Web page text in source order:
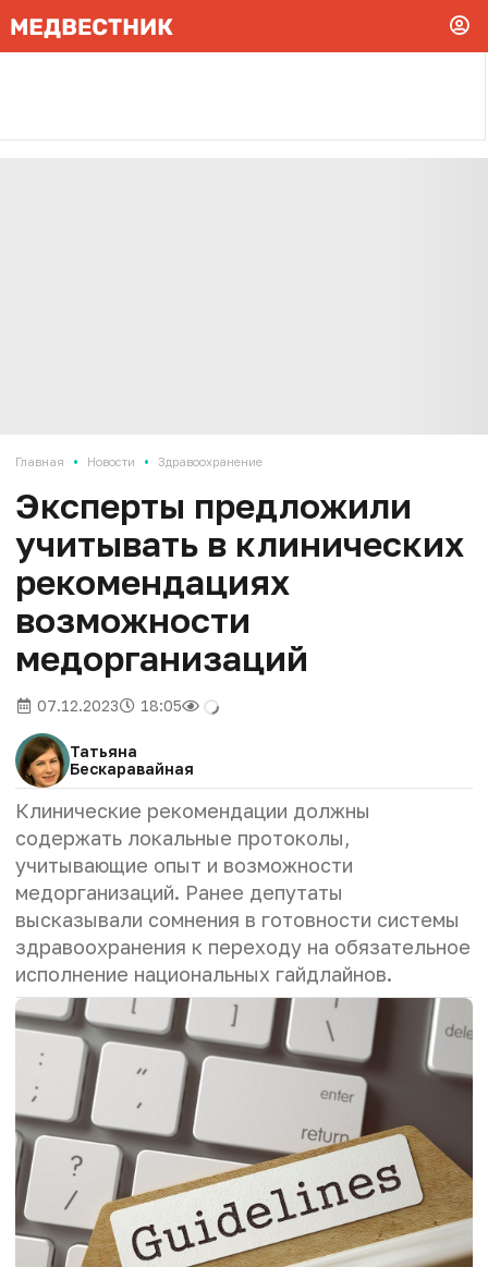
Главная • Новости • Здравоохранение
Эксперты предложили
учитывать в клинических
рекомендациях
возможности
медорганизаций
07.12.2023 18:05
Татьяна
Бескаравайная
Клинические рекомендации должны
содержать локальные протоколы,
учитывающие опыт и возможности
медорганизаций. Ранее депутаты
высказывали сомнения в готовности системы
здравоохранения к переходу на обязательное
исполнение национальных гайдлайнов.